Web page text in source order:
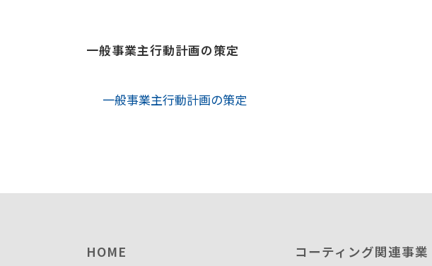
事例紹介
一般事業主行動計画の策定
一般事業主行動計画の策定
HOME
コーティング関連事業